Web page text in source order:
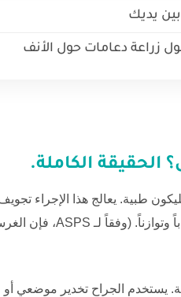
بين يديك
زراعة دعامات حول الأنف
الحقيقة الكاملة.
طبية. يعالج هذا الإجراء
(وفقاً لـ ASPS، فإن
يستخدم الجراح تخدير موضعي أو